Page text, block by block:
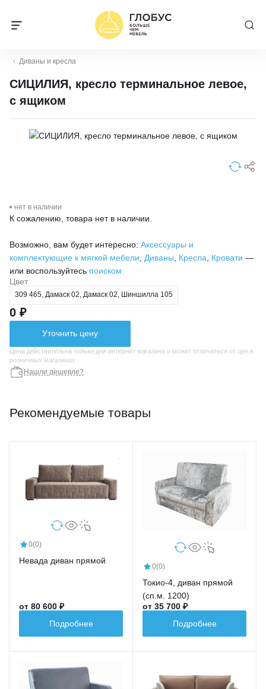
Диваны и кресла
СИЦИЛИЯ, кресло терминальное левое,
с ящиком
нет в наличии
К сожалению, товара нет в наличии.
Возможно, вам будет интересно: Аксессуары и
комплектующие к мягкой мебели
Диваны Кресла Кровати —
или воспользуйтесь поиском.
Цвет
309 465, Дамаск 02, Дамаск 02, Шиншилла 105
0 ₽
Уточнить цену
Цена действительна только для интернет магазина и может отличаться от цен в
розничных магазинах
Нашли дешевле?
Рекомендуемые товары
0(0)
Невада диван прямой
от 80 600 ₽
Подробнее
0(0)
Токио-4, диван прямой
(сп.м. 1200)
от 35 700 ₽
Подробнее